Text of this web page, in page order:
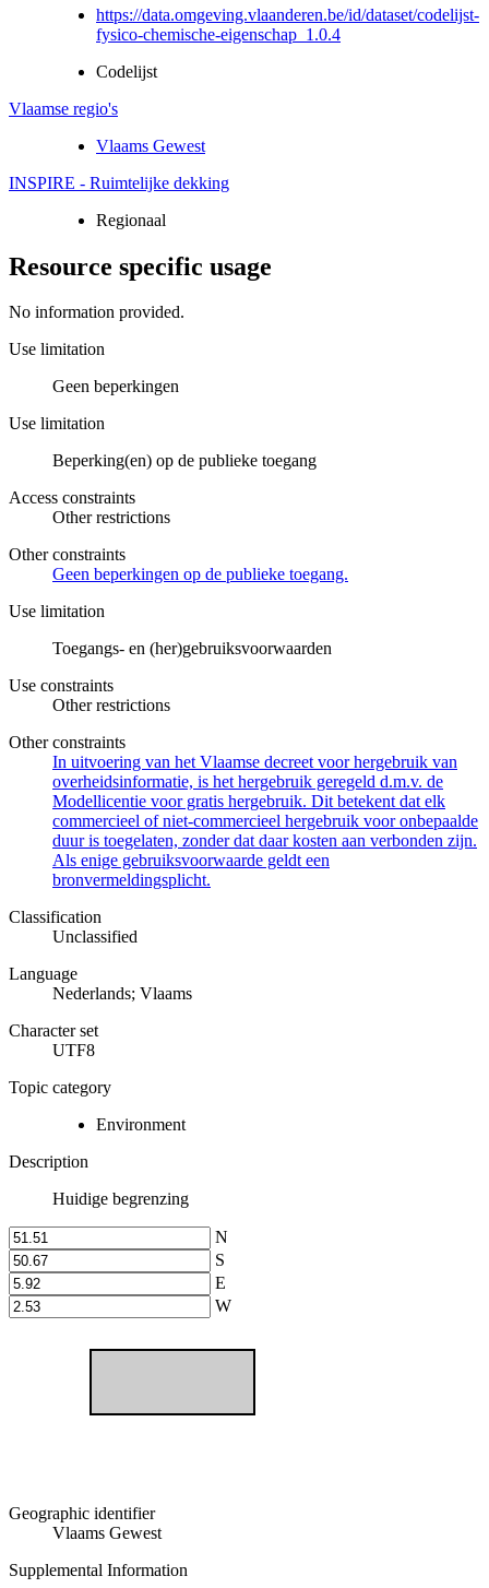
https://data.omgeving.vlaanderen.be/id/dataset/codelijst-
fysico-chemische-eigenschap_1.0.4
Codelijst
Vlaamse regio's
Vlaams Gewest
INSPIRE - Ruimtelijke dekking
Regionaal
Resource specific usage
No information provided.
Use limitation
Geen beperkingen
Use limitation
Beperking(en) op de publieke toegang
Access constraints
Other restrictions
Other constraints
Geen beperkingen op de publieke toegang.
Use limitation
Toegangs- en (her)gebruiksvoorwaarden
Use constraints
Other restrictions
Other constraints
In uitvoering van het Vlaamse decreet voor hergebruik van
overheidsinformatie, is het hergebruik geregeld d.m.v. de
Modellicentie voor gratis hergebruik. Dit betekent dat elk
commercieel of niet-commercieel hergebruik voor onbepaalde
duur is toegelaten, zonder dat daar kosten aan verbonden zijn.
Als enige gebruiksvoorwaarde geldt een
bronvermeldingsplicht.
Classification
Unclassified
Language
Nederlands; Vlaams
Character set
UTF8
Topic category
Environment
Description
Huidige begrenzing
N
S
E
W
Geographic identifier
Vlaams Gewest
Supplemental Information